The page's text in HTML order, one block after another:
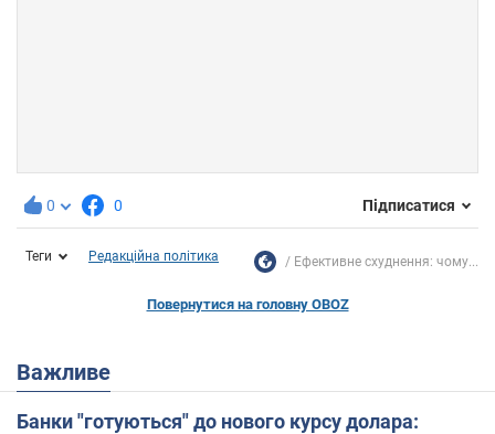
0 0 Підписатися
Теги Редакційна політика Ефективне схуднення: чому...
Повернутися на головну OBOZ
Важливе
Банки "готуються" до нового курсу долара: